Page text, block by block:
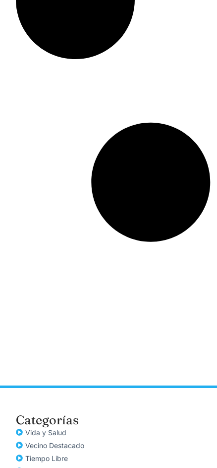
Categorías
Vida y Salud
Vecino Destacado
Tiempo Libre